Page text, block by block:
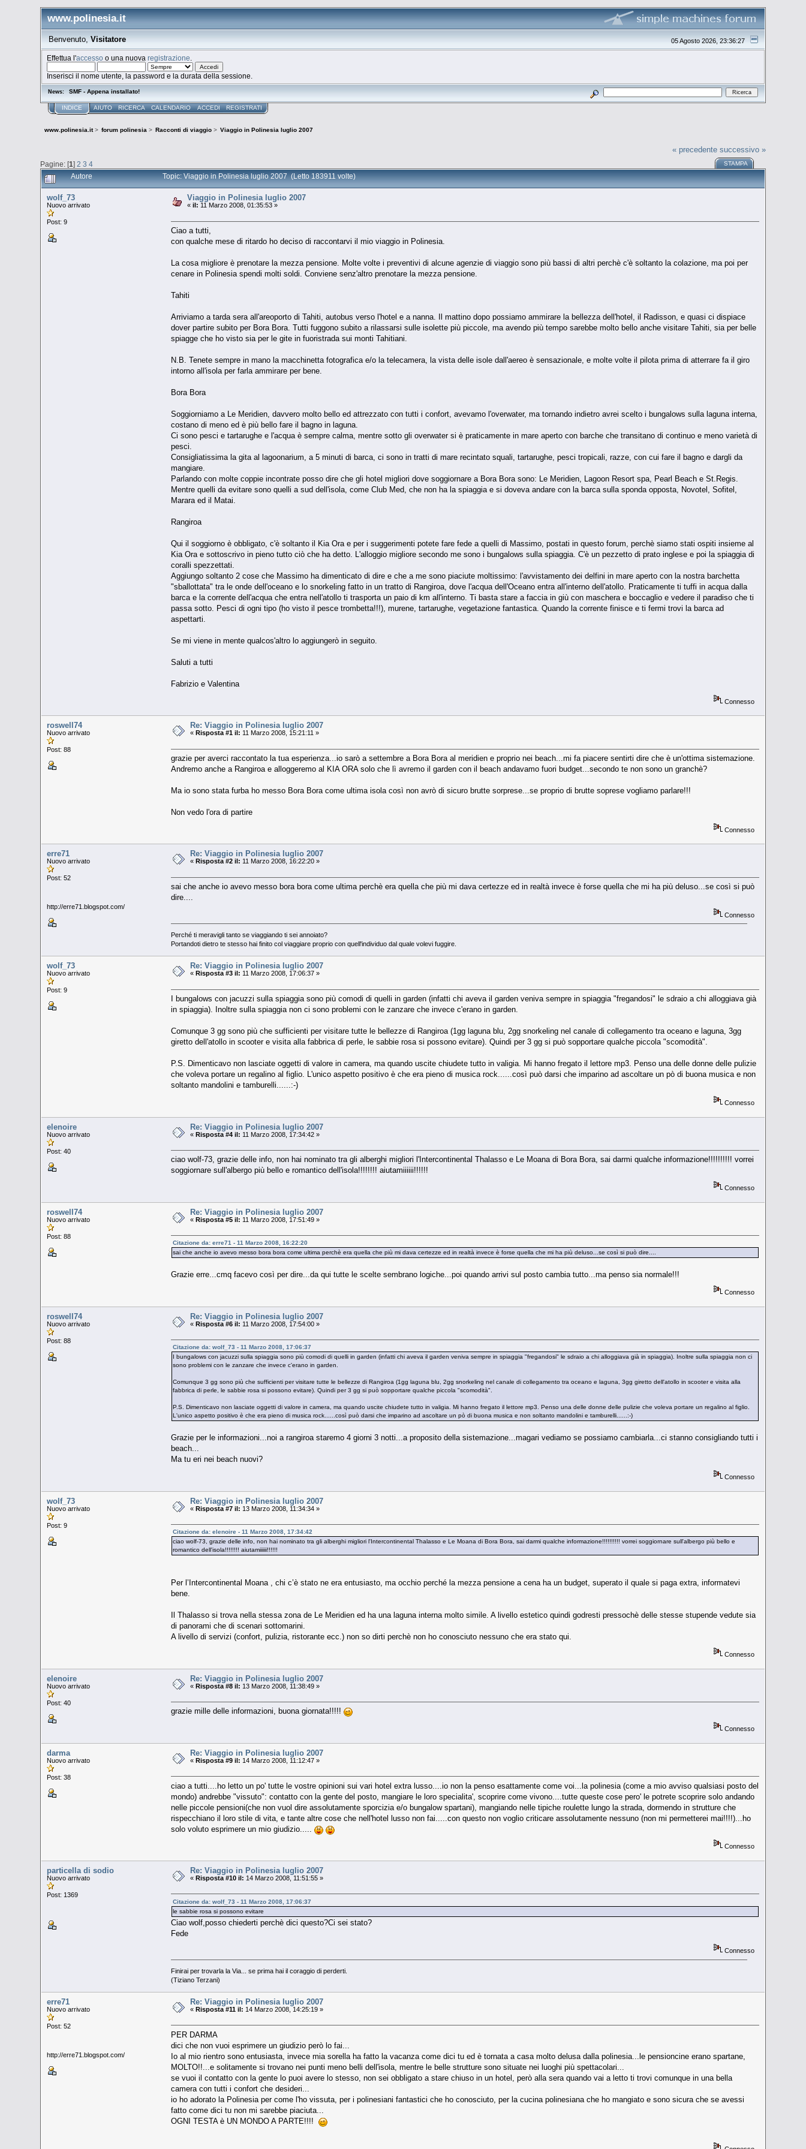
www.polinesia.it
05 Agosto 2026, 23:36:27
Benvenuto, Visitatore
Effettua l'accesso o una nuovaregistrazione
Inserisci il nome utente, la password e la durata della sessione.
News: SMF - Appena installato!
INDICE AIUTO RICERCA CALENDARIO ACCEDI REGISTRATI
www.polinesia.it> forum polinesia> Racconti di viaggio> Viaggio in Polinesia luglio 2007
« precedente successivo »
Pagine: [1] 2 3 4 STAMPA
Autore Topic: Viaggio in Polinesia luglio 2007 (Letto 183911 volte)
wolf_73
Nuovo arrivato
Post: 9
Viaggio in Polinesia luglio 2007
«il: 11 Marzo 2008, 01:35:53 »
Ciao a tutti,
con qualche mese di ritardo ho deciso di raccontarvi il mio viaggio in Polinesia.
La cosa migliore è prenotare la mezza pensione. Molte volte i preventivi di alcune agenzie di viaggio sono più bassi di altri perchè c'è soltanto la colazione, ma poi per
cenare in Polinesia spendi molti soldi. Conviene senz'altro prenotare la mezza pensione.
Tahiti
Arriviamo a tarda sera all'areoporto di Tahiti, autobus verso l'hotel e a nanna. Il mattino dopo possiamo ammirare la bellezza dell'hotel, il Radisson, e quasi ci dispiace
dover partire subito per Bora Bora. Tutti fuggono subito a rilassarsi sulle isolette più piccole, ma avendo più tempo sarebbe molto bello anche visitare Tahiti, sia per belle
spiagge che ho visto sia per le gite in fuoristrada sui monti Tahitiani.
N.B. Tenete sempre in mano la macchinetta fotografica e/o la telecamera, la vista delle isole dall'aereo è sensazionale, e molte volte il pilota prima di atterrare fa il giro
intorno all'isola per farla ammirare per bene.
Bora Bora
Soggiorniamo a Le Meridien, davvero molto bello ed attrezzato con tutti i confort, avevamo l'overwater, ma tornando indietro avrei scelto i bungalows sulla laguna interna,
costano di meno ed è più bello fare il bagno in laguna.
Ci sono pesci e tartarughe e l'acqua è sempre calma, mentre sotto gli overwater si è praticamente in mare aperto con barche che transitano di continuo e meno varietà di
pesci.
Consigliatissima la gita al lagoonarium, a 5 minuti di barca, ci sono in tratti di mare recintato squali, tartarughe, pesci tropicali, razze, con cui fare il bagno e dargli da
mangiare.
Parlando con molte coppie incontrate posso dire che gli hotel migliori dove soggiornare a Bora Bora sono: Le Meridien, Lagoon Resort spa, Pearl Beach e St.Regis.
Mentre quelli da evitare sono quelli a sud dell'isola, come Club Med, che non ha la spiaggia e si doveva andare con la barca sulla sponda opposta, Novotel, Sofitel,
Marara ed il Matai.
Rangiroa
Qui il soggiorno è obbligato, c'è soltanto il Kia Ora e per i suggerimenti potete fare fede a quelli di Massimo, postati in questo forum, perchè siamo stati ospiti insieme al
Kia Ora e sottoscrivo in pieno tutto ciò che ha detto. L'alloggio migliore secondo me sono i bungalows sulla spiaggia. C'è un pezzetto di prato inglese e poi la spiaggia di
coralli spezzettati.
Aggiungo soltanto 2 cose che Massimo ha dimenticato di dire e che a me sono piaciute moltissimo: l'avvistamento dei delfini in mare aperto con la nostra barchetta
"sballottata" tra le onde dell'oceano e lo snorkeling fatto in un tratto di Rangiroa, dove l'acqua dell'Oceano entra all'interno dell'atollo. Praticamente ti tuffi in acqua dalla
barca e la corrente dell'acqua che entra nell'atollo ti trasporta un paio di km all'interno. Ti basta stare a faccia in giù con maschera e boccaglio e vedere il paradiso che ti
passa sotto. Pesci di ogni tipo (ho visto il pesce trombetta!!!), murene, tartarughe, vegetazione fantastica. Quando la corrente finisce e ti fermi trovi la barca ad
aspettarti.
Se mi viene in mente qualcos'altro lo aggiungerò in seguito.
Saluti a tutti
Fabrizio e Valentina
Connesso
roswell74
Nuovo arrivato
Post: 88
Re: Viaggio in Polinesia luglio 2007
« Risposta #1 il: 11 Marzo 2008, 15:21:11 »
grazie per averci raccontato la tua esperienza...io sarò a settembre a Bora Bora al meridien e proprio nei beach...mi fa piacere sentirti dire che è un'ottima sistemazione.
Andremo anche a Rangiroa e alloggeremo al KIA ORA solo che lì avremo il garden con il beach andavamo fuori budget...secondo te non sono un granchè?
Ma io sono stata furba ho messo Bora Bora come ultima isola così non avrò di sicuro brutte sorprese...se proprio di brutte soprese vogliamo parlare!!!
Non vedo l'ora di partire
Connesso
erre71
Nuovo arrivato
Post: 52
http://erre71.blogspot.com/
Re: Viaggio in Polinesia luglio 2007
« Risposta #2 il: 11 Marzo 2008, 16:22:20 »
sai che anche io avevo messo bora bora come ultima perchè era quella che più mi dava certezze ed in realtà invece è forse quella che mi ha più deluso...se così si può
dire....
Connesso
Perché ti meravigli tanto se viaggiando ti sei annoiato?
Portandoti dietro te stesso hai finito col viaggiare proprio con quell'individuo dal quale volevi fuggire.
wolf_73
Nuovo arrivato
Post: 9
Re: Viaggio in Polinesia luglio 2007
« Risposta #3 il: 11 Marzo 2008, 17:06:37 »
I bungalows con jacuzzi sulla spiaggia sono più comodi di quelli in garden (infatti chi aveva il garden veniva sempre in spiaggia "fregandosi" le sdraio a chi alloggiava già
in spiaggia). Inoltre sulla spiaggia non ci sono problemi con le zanzare che invece c'erano in garden.
Comunque 3 gg sono più che sufficienti per visitare tutte le bellezze di Rangiroa (1gg laguna blu, 2gg snorkeling nel canale di collegamento tra oceano e laguna, 3gg
giretto dell'atollo in scooter e visita alla fabbrica di perle, le sabbie rosa si possono evitare). Quindi per 3 gg si può sopportare qualche piccola "scomodità".
P.S. Dimenticavo non lasciate oggetti di valore in camera, ma quando uscite chiudete tutto in valigia. Mi hanno fregato il lettore mp3. Penso una delle donne delle pulizie
che voleva portare un regalino al figlio. L'unico aspetto positivo è che era pieno di musica rock......così può darsi che imparino ad ascoltare un pò di buona musica e non
soltanto mandolini e tamburelli......:-)
Connesso
elenoire
Nuovo arrivato
Post: 40
Re: Viaggio in Polinesia luglio 2007
«Risposta #4 il: 11 Marzo 2008, 17:34:42 »
ciao wolf-73, grazie delle info, non hai nominato tra gli alberghi migliori l'Intercontinental Thalasso e Le Moana di Bora Bora, sai darmi qualche informazione!!!!!!!!!! vorrei
soggiornare sull'albergo più bello e romantico dell'isola!!!!!!!! aiutamiiiiii!!!!!!
Connesso
roswell74
Nuovo arrivato
Post: 88
Re: Viaggio in Polinesia luglio 2007
«Risposta #5 il: 11 Marzo 2008, 17:51:49 »
Citazione da: erre71 - 11 Marzo 2008, 16:22:20
sai che anche io avevo messo bora bora come ultima perchè era quella che più mi dava certezze ed in realtà invece è forse quella che mi ha più deluso...se così si può dire....
Grazie erre...cmq facevo così per dire...da qui tutte le scelte sembrano logiche...poi quando arrivi sul posto cambia tutto...ma penso sia normale!!!
Connesso
roswell74
Nuovo arrivato
Post: 88
Re: Viaggio in Polinesia luglio 2007
«Risposta #6 il: 11 Marzo 2008, 17:54:00 »
Citazione da: wolf_73 - 11 Marzo 2008, 17:06:37
I bungalows con jacuzzi sulla spiaggia sono più comodi di quelli in garden (infatti chi aveva il garden veniva sempre in spiaggia "fregandosi" le sdraio a chi alloggiava già in spiaggia). Inoltre sulla spiaggia non ci
sono problemi con le zanzare che invece c'erano in garden.
Comunque 3 gg sono più che sufficienti per visitare tutte le bellezze di Rangiroa (1gg laguna blu, 2gg snorkeling nel canale di collegamento tra oceano e laguna, 3gg giretto dell'atollo in scooter e visita alla
fabbrica di perle, le sabbie rosa si possono evitare). Quindi per 3 gg si può sopportare qualche piccola "scomodità".
P.S. Dimenticavo non lasciate oggetti di valore in camera, ma quando uscite chiudete tutto in valigia. Mi hanno fregato il lettore mp3. Penso una delle donne delle pulizie che voleva portare un regalino al figlio.
L'unico aspetto positivo è che era pieno di musica rock......così può darsi che imparino ad ascoltare un pò di buona musica e non soltanto mandolini e tamburelli......:-)
Grazie per le informazioni...noi a rangiroa staremo 4 giorni 3 notti...a proposito della sistemazione...magari vediamo se possiamo cambiarla...ci stanno consigliando tutti i
beach...
Ma tu eri nei beach nuovi?
Connesso
wolf_73
Nuovo arrivato
Post: 9
Re: Viaggio in Polinesia luglio 2007
«Risposta #7 il: 13 Marzo 2008, 11:34:34 »
Citazione da: elenoire - 11 Marzo 2008, 17:34:42
ciao wolf-73, grazie delle info, non hai nominato tra gli alberghi migliori l'Intercontinental Thalasso e Le Moana di Bora Bora, sai darmi qualche informazione!!!!!!!!!! vorrei soggiornare sull'albergo più bello e
romantico dell'isola!!!!!!!! aiutamiiiiii!!!!!!
Per l’Intercontinental Moana , chi c’è stato ne era entusiasto, ma occhio perché la mezza pensione a cena ha un budget, superato il quale si paga extra, informatevi
bene.
Il Thalasso si trova nella stessa zona de Le Meridien ed ha una laguna interna molto simile. A livello estetico quindi godresti pressochè delle stesse stupende vedute sia
di panorami che di scenari sottomarini.
A livello di servizi (confort, pulizia, ristorante ecc.) non so dirti perchè non ho conosciuto nessuno che era stato qui.
Connesso
elenoire
Nuovo arrivato
Post: 40
Re: Viaggio in Polinesia luglio 2007
«Risposta #8 il: 13 Marzo 2008, 11:38:49 »
grazie mille delle informazioni, buona giornata!!!!!
Connesso
darma
Nuovo arrivato
Post: 38
Re: Viaggio in Polinesia luglio 2007
«Risposta #9 il: 14 Marzo 2008, 11:12:47 »
ciao a tutti....ho letto un po' tutte le vostre opinioni sui vari hotel extra lusso....io non la penso esattamente come voi...la polinesia (come a mio avviso qualsiasi posto del
mondo) andrebbe "vissuto": contatto con la gente del posto, mangiare le loro specialita', scoprire come vivono....tutte queste cose pero' le potrete scoprire solo andando
nelle piccole pensioni(che non vuol dire assolutamente sporcizia e/o bungalow spartani), mangiando nelle tipiche roulette lungo la strada, dormendo in strutture che
rispecchiano il loro stile di vita, e tante altre cose che nell'hotel lusso non fai.....con questo non voglio criticare assolutamente nessuno (non mi permetterei mai!!!!)...ho
solo voluto esprimere un mio giudizio.....
Connesso
particella di sodio
Nuovo arrivato
Post: 1369
Re: Viaggio in Polinesia luglio 2007
«Risposta #10 il: 14 Marzo 2008, 11:51:55 »
Citazione da: wolf_73 - 11 Marzo 2008, 17:06:37
le sabbie rosa si possono evitare
Ciao wolf,posso chiederti perchè dici questo?Ci sei stato?
Fede
Connesso
Finirai per trovarla la Via... se prima hai il coraggio di perderti.
(Tiziano Terzani)
erre71
Nuovo arrivato
Post: 52
http://erre71.blogspot.com/
Re: Viaggio in Polinesia luglio 2007
«Risposta #11 il: 14 Marzo 2008, 14:25:19 »
PER DARMA
dici che non vuoi esprimere un giudizio però lo fai...
Io al mio rientro sono entusiasta, invece mia sorella ha fatto la vacanza come dici tu ed è tornata a casa molto delusa dalla polinesia...le pensioncine erano spartane,
MOLTO!!...e solitamente si trovano nei punti meno belli dell'isola, mentre le belle strutture sono situate nei luoghi più spettacolari...
se vuoi il contatto con la gente lo puoi avere lo stesso, non sei obbligato a stare chiuso in un hotel, però alla sera quando vai a letto ti trovi comunque in una bella
camera con tutti i confort che desideri...
io ho adorato la Polinesia per come l'ho vissuta, per i polinesiani fantastici che ho conosciuto, per la cucina polinesiana che ho mangiato e sono sicura che se avessi
fatto come dici tu non mi sarebbe piaciuta...
OGNI TESTA è UN MONDO A PARTE!!!!